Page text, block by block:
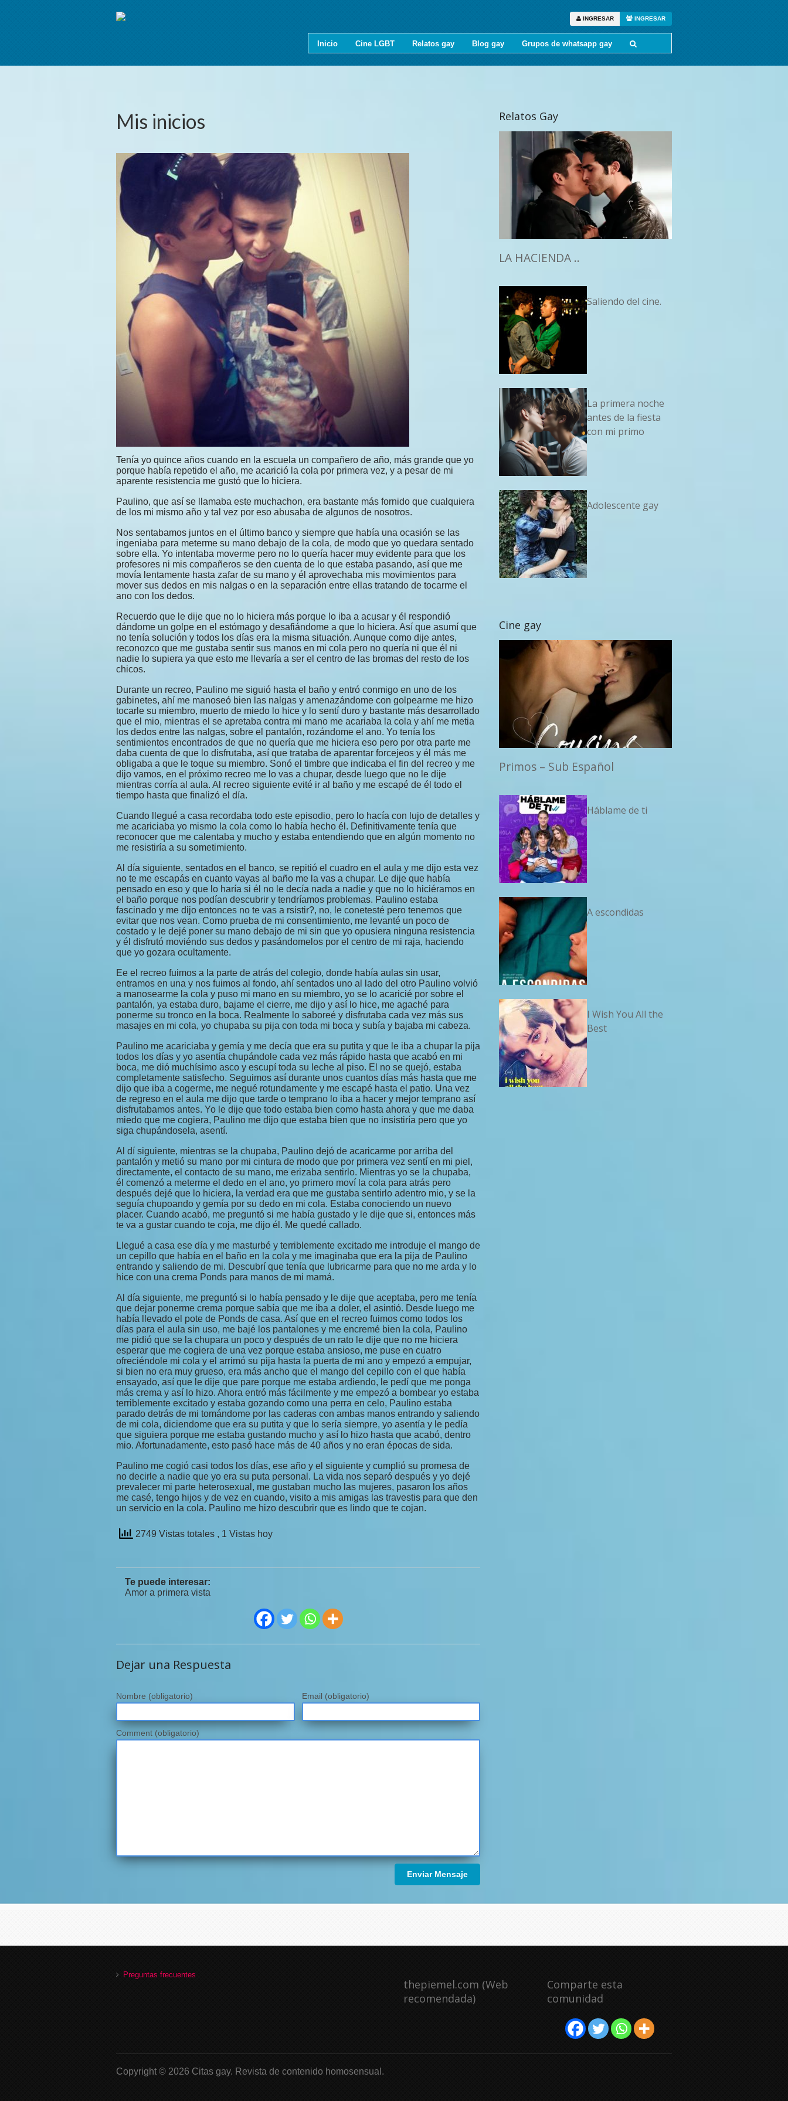
INGRESAR INGRESAR
Inicio Cine LGBT Relatos gay Blog gay Grupos de whatsapp gay
Mis inicios
Tenía yo quince años cuando en la escuela un compañero de año, más grande que yo
porque había repetido el año, me acarició la cola por primera vez, y a pesar de mi
aparente resistencia me gustó que lo hiciera.
Paulino, que así se llamaba este muchachon, era bastante más fornido que cualquiera
de los mi mismo año y tal vez por eso abusaba de algunos de nosotros.
Nos sentabamos juntos en el último banco y siempre que había una ocasión se las
ingeniaba para meterme su mano debajo de la cola, de modo que yo quedara sentado
sobre ella. Yo intentaba moverme pero no lo quería hacer muy evidente para que los
profesores ni mis compañeros se den cuenta de lo que estaba pasando, así que me
movía lentamente hasta zafar de su mano y él aprovechaba mis movimientos para
mover sus dedos en mis nalgas o en la separación entre ellas tratando de tocarme el
ano con los dedos.
Recuerdo que le dije que no lo hiciera más porque lo iba a acusar y él respondió
dándome un golpe en el estómago y desafiándome a que lo hiciera. Así que asumí que
no tenía solución y todos los días era la misma situación. Aunque como dije antes,
reconozco que me gustaba sentir sus manos en mi cola pero no quería ni que él ni
nadie lo supiera ya que esto me llevaría a ser el centro de las bromas del resto de los
chicos.
Durante un recreo, Paulino me siguió hasta el baño y entró conmigo en uno de los
gabinetes, ahí me manoseó bien las nalgas y amenazándome con golpearme me hizo
tocarle su miembro, muerto de miedo lo hice y lo sentí duro y bastante más desarrollado
que el mio, mientras el se apretaba contra mi mano me acariaba la cola y ahí me metia
los dedos entre las nalgas, sobre el pantalón, rozándome el ano. Yo tenía los
sentimientos encontrados de que no quería que me hiciera eso pero por otra parte me
daba cuenta de que lo disfrutaba, así que trataba de aparentar forcejeos y él más me
obligaba a que le toque su miembro. Sonó el timbre que indicaba el fin del recreo y me
dijo vamos, en el próximo recreo me lo vas a chupar, desde luego que no le dije
mientras corría al aula. Al recreo siguiente evité ir al baño y me escapé de él todo el
tiempo hasta que finalizó el día.
Cuando llegué a casa recordaba todo este episodio, pero lo hacía con lujo de detalles y
me acariciaba yo mismo la cola como lo había hecho él. Definitivamente tenía que
reconocer que me calentaba y mucho y estaba entendiendo que en algún momento no
me resistiría a su sometimiento.
Al día siguiente, sentados en el banco, se repitió el cuadro en el aula y me dijo esta vez
no te me escapás en cuanto vayas al baño me la vas a chupar. Le dije que había
pensado en eso y que lo haría si él no le decía nada a nadie y que no lo hiciéramos en
el baño porque nos podían descubrir y tendríamos problemas. Paulino estaba
fascinado y me dijo entonces no te vas a rsistir?, no, le conetesté pero tenemos que
evitar que nos vean. Como prueba de mi consentimiento, me levanté un poco de
costado y le dejé poner su mano debajo de mi sin que yo opusiera ninguna resistencia
y él disfrutó moviéndo sus dedos y pasándomelos por el centro de mi raja, haciendo
que yo gozara ocultamente.
Ee el recreo fuimos a la parte de atrás del colegio, donde había aulas sin usar,
entramos en una y nos fuimos al fondo, ahí sentados uno al lado del otro Paulino volvió
a manosearme la cola y puso mi mano en su miembro, yo se lo acaricié por sobre el
pantalón, ya estaba duro, bajame el cierre, me dijo y así lo hice, me agaché para
ponerme su tronco en la boca. Realmente lo saboreé y disfrutaba cada vez más sus
masajes en mi cola, yo chupaba su pija con toda mi boca y subía y bajaba mi cabeza.
Paulino me acariciaba y gemía y me decía que era su putita y que le iba a chupar la pija
todos los días y yo asentía chupándole cada vez más rápido hasta que acabó en mi
boca, me dió muchísimo asco y escupí toda su leche al piso. El no se quejó, estaba
completamente satisfecho. Seguimos así durante unos cuantos días más hasta que me
dijo que iba a cogerme, me negué rotundamente y me escapé hasta el patio. Una vez
de regreso en el aula me dijo que tarde o temprano lo iba a hacer y mejor temprano así
disfrutabamos antes. Yo le dije que todo estaba bien como hasta ahora y que me daba
miedo que me cogiera, Paulino me dijo que estaba bien que no insistiría pero que yo
siga chupándosela, asentí.
Al dí siguiente, mientras se la chupaba, Paulino dejó de acaricarme por arriba del
pantalón y metió su mano por mi cintura de modo que por primera vez sentí en mi piel,
directamente, el contacto de su mano, me erizaba sentirlo. Mientras yo se la chupaba,
él comenzó a meterme el dedo en el ano, yo primero moví la cola para atrás pero
después dejé que lo hiciera, la verdad era que me gustaba sentirlo adentro mio, y se la
seguía chupoando y gemía por su dedo en mi cola. Estaba conociendo un nuevo
placer. Cuando acabó, me preguntó si me había gustado y le dije que si, entonces más
te va a gustar cuando te coja, me dijo él. Me quedé callado.
Llegué a casa ese día y me masturbé y terriblemente excitado me introduje el mango de
un cepillo que había en el baño en la cola y me imaginaba que era la pija de Paulino
entrando y saliendo de mi. Descubrí que tenía que lubricarme para que no me arda y lo
hice con una crema Ponds para manos de mi mamá.
Al día siguiente, me preguntó si lo había pensado y le dije que aceptaba, pero me tenía
que dejar ponerme crema porque sabía que me iba a doler, el asintió. Desde luego me
había llevado el pote de Ponds de casa. Así que en el recreo fuimos como todos los
días para el aula sin uso, me bajé los pantalones y me encremé bien la cola, Paulino
me pidió que se la chupara un poco y después de un rato le dije que no me hiciera
esperar que me cogiera de una vez porque estaba ansioso, me puse en cuatro
ofreciéndole mi cola y el arrimó su pija hasta la puerta de mi ano y empezó a empujar,
si bien no era muy grueso, era más ancho que el mango del cepillo con el que había
ensayado, así que le dije que pare porque me estaba ardiendo, le pedí que me ponga
más crema y así lo hizo. Ahora entró más fácilmente y me empezó a bombear yo estaba
terriblemente excitado y estaba gozando como una perra en celo, Paulino estaba
parado detrás de mi tomándome por las caderas con ambas manos entrando y saliendo
de mi cola, diciendome que era su putita y que lo sería siempre, yo asentía y le pedía
que siguiera porque me estaba gustando mucho y así lo hizo hasta que acabó, dentro
mio. Afortunadamente, esto pasó hace más de 40 años y no eran épocas de sida.
Paulino me cogió casi todos los días, ese año y el siguiente y cumplió su promesa de
no decirle a nadie que yo era su puta personal. La vida nos separó después y yo dejé
prevalecer mi parte heterosexual, me gustaban mucho las mujeres, pasaron los años
me casé, tengo hijos y de vez en cuando, visito a mis amigas las travestis para que den
un servicio en la cola. Paulino me hizo descubrir que es lindo que te cojan.
2749 Vistas totales , 1 Vistas hoy
Te puede interesar:
Amor a primera vista
Dejar una Respuesta
Nombre (obligatorio) Email (obligatorio)
Comment (obligatorio)
Enviar Mensaje
Relatos Gay
LA HACIENDA ..
Saliendo del cine.
La primera noche
antes de la fiesta
con mi primo
Adolescente gay
Cine gay
Primos – Sub Español
Háblame de ti
A escondidas
I Wish You All the
Best
Preguntas frecuentes
thepiemel.com (Web
recomendada)
Comparte esta
comunidad
Copyright © 2026 Citas gay. Revista de contenido homosensual.